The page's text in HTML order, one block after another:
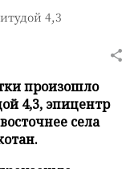
4,3
произошло
4,3, эпицентр
села